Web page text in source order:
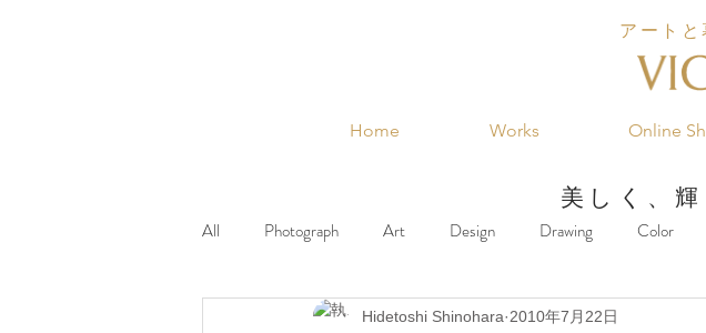
アートと
Home Works Online
All Photograph Art Design Drawing Color
VIGLOWA Museum Thinking Music
Hidetoshi Shinohara 2010年7月22日
美しく、